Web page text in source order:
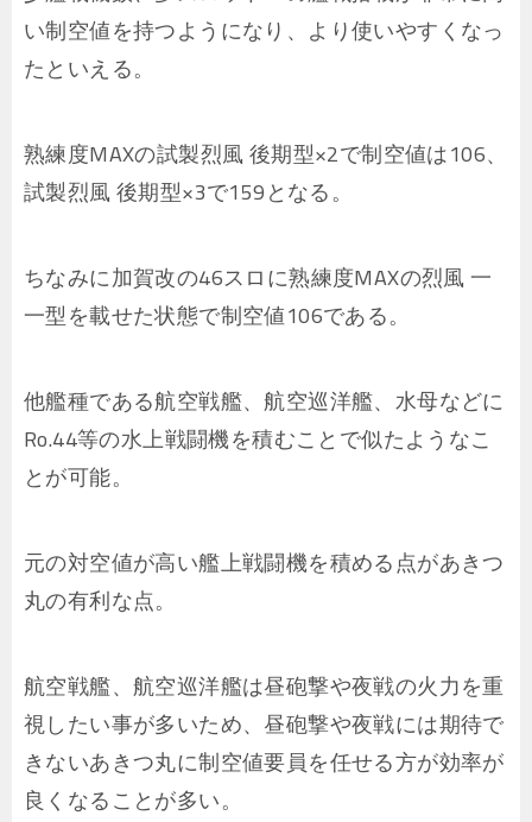
い制空値を持つようになり、より使いやすくなっ
たといえる。
熟練度MAXの試製烈風 後期型×2で制空値は106、
試製烈風 後期型×3で159となる。
ちなみに加賀改の46スロに熟練度MAXの烈風 一
一型を載せた状態で制空値106である。
他艦種である航空戦艦、航空巡洋艦、水母などに
Ro.44等の水上戦闘機を積むことで似たようなこ
とが可能。
元の対空値が高い艦上戦闘機を積める点があきつ
丸の有利な点。
航空戦艦、航空巡洋艦は昼砲撃や夜戦の火力を重
視したい事が多いため、昼砲撃や夜戦には期待で
きないあきつ丸に制空値要員を任せる方が効率が
良くなることが多い。